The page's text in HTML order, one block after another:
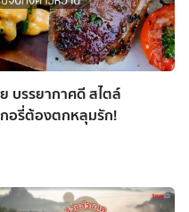
บรรยากาศดี สไตล์
กอรี่ต้องตกหลุมรัก!